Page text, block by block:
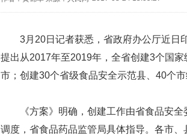
3月20日记者获悉，省政府办公厅近日
提出从2017年至2019年，全省创建3个国
市；创建30个省级食品安全示范县、40个市
《方案》明确，创建工作由省食品安
调度，省食品药品监管局具体指导。各市